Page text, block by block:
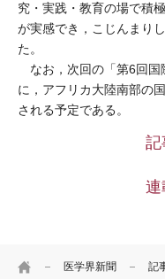
HOME 医学界新聞 記
究・実践・教育の場で積
が実感でき，こじんまり
た。
なお，次回の「第6回国
に，アフリカ大陸南部の
される予定である。
記
連